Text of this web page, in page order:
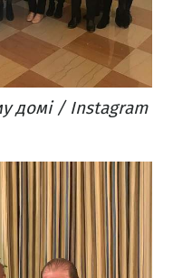
домі / Instagram